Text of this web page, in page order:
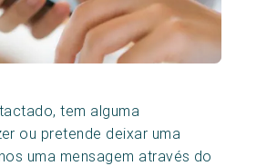
tem alguma
ou pretende deixar uma
uma mensagem através do